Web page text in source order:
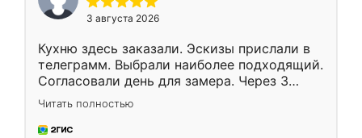
3 августа 2026
Кухню здесь заказали. Эскизы прислали в
телеграмм. Выбрали наиболее подходящий.
Согласовали день для замера. Через 3
недели кухня была уже готова. Остались
довольны работой. Спасибо Ренессанс
мебель за качественную работу!
Читать полностью